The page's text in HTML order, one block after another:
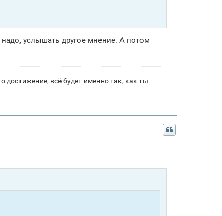
услышать другое мнение. А потом
всё будет именно так, как ты